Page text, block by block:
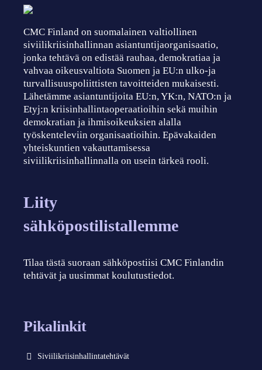
CMC Finland on suomalainen valtiollinen
siviilikriisinhallinnan asiantuntijaorganisaatio,
jonka tehtävä on edistää rauhaa, demokratiaa ja
vahvaa oikeusvaltiota Suomen ja EU:n ulko-ja
turvallisuuspoliittisten tavoitteiden mukaisesti.
Lähetämme asiantuntijoita EU:n, YK:n, NATO:n ja
Etyj:n kriisinhallintaoperaatioihin sekä muihin
demokratian ja ihmisoikeuksien alalla
työskenteleviin organisaatioihin. Epävakaiden
yhteiskuntien vakauttamisessa
siviilikriisinhallinnalla on usein tärkeä rooli.
Liity
sähköpostilistallemme
Tilaa tästä suoraan sähköpostiisi CMC Finlandin
tehtävät ja uusimmat koulutustiedot.
Pikalinkit
Siviilikriisinhallintatehtävät